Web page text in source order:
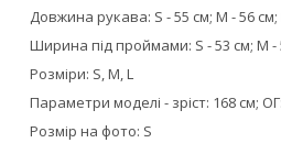
Довжина рукава: S - 55 см; M - 56 см;
Ширина під проймами: S - 53 см; M -
Розміри: S, M, L
Параметри моделі - зріст: 168 см;
Розмір на фото: S